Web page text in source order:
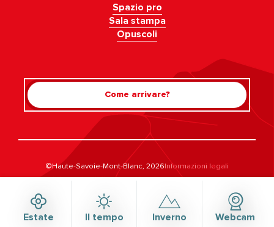
Estate Il tempo Inverno Webcam
Rechercher
Spazio pro
Sala stampa
Opuscoli
Come arrivare?
©Haute-Savoie-Mont-Blanc, 2026Informazioni legali
Informativa sulla privacyGestione del consenso
Accessibilità: non conforme
Mappa del sito